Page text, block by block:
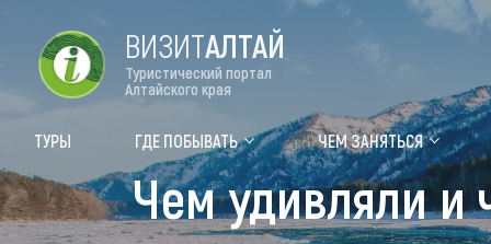
Туры Где
ВИЗИТАЛТАЙ
Туристический портал
Алтайского края
ТУРЫ ГДЕ ПОБЫВАТЬ ЧЕМ ЗАНЯТЬСЯ
Чем удивляли и